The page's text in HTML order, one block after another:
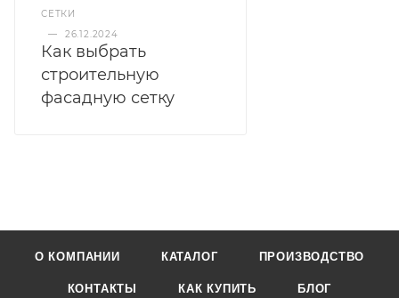
СЕТКИ
—
26.12.2024
Как выбрать
строительную
фасадную сетку
О КОМПАНИИ КАТАЛОГ ПРОИЗВОДСТВО
КОНТАКТЫ КАК КУПИТЬ БЛОГ